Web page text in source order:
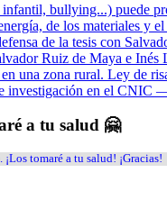
bullying...) puede
de los materiales y
de la tesis con
Ruiz de Maya e Inés
una zona rural. Ley de
investigación en el CNIC
a tu salud 🤗
¡Los tomaré a tu salud! ¡Gracias!